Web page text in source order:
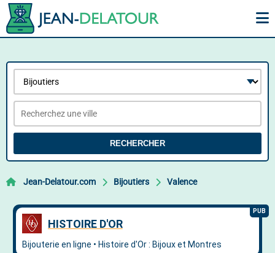
RECHERCHER
Jean-Delatour.com Bijoutiers Valence